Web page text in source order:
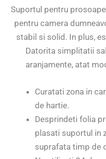
Suportul pentru
pentru camera
stabil si solid. In plus,
Datorita simplitatii
aranjamente, atat
Curatati zona in
de hartie.
Desprindeti folia
plasati suportul in
suprafata timp de